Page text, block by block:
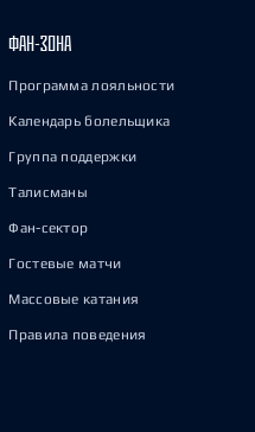
ФАН-ЗОНА
Программа лояльности
Календарь болельщика
Группа поддержки
Талисманы
Фан-сектор
Гостевые матчи
Массовые катания
Правила поведения